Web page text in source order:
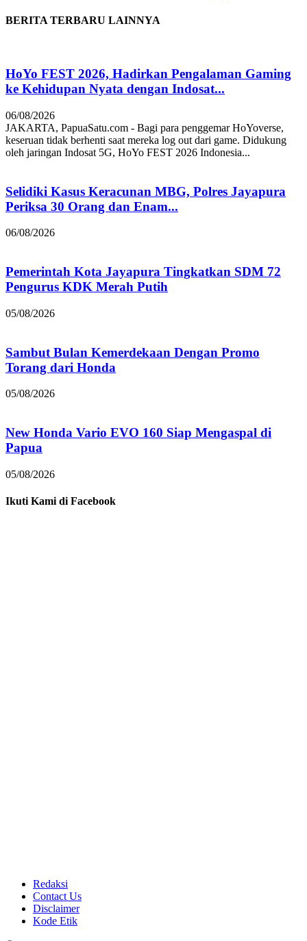
BERITA TERBARU LAINNYA
HoYo FEST 2026, Hadirkan Pengalaman Gaming
ke Kehidupan Nyata dengan Indosat...
06/08/2026
JAKARTA, PapuaSatu.com - Bagi para penggemar HoYoverse,
keseruan tidak berhenti saat mereka log out dari game. Didukung
oleh jaringan Indosat 5G, HoYo FEST 2026 Indonesia...
Selidiki Kasus Keracunan MBG, Polres Jayapura
Periksa 30 Orang dan Enam...
06/08/2026
Pemerintah Kota Jayapura Tingkatkan SDM 72
Pengurus KDK Merah Putih
05/08/2026
Sambut Bulan Kemerdekaan Dengan Promo
Torang dari Honda
05/08/2026
New Honda Vario EVO 160 Siap Mengaspal di
Papua
05/08/2026
Ikuti Kami di Facebook
Redaksi
Contact Us
Disclaimer
Kode Etik